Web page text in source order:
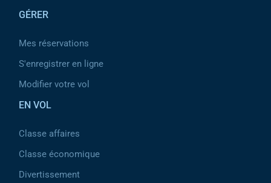
GÉRER
Mes réservations
S'enregistrer en ligne
Modifier votre vol
EN VOL
Classe affaires
Classe économique
Divertissement